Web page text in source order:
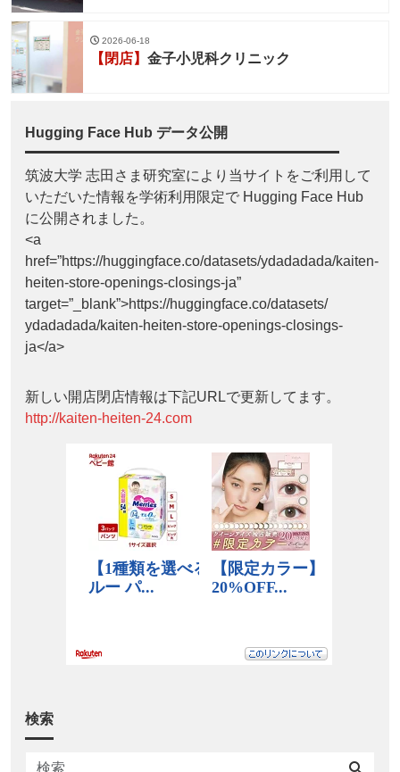
2026-06-18
【閉店】 金子小児科クリニック
Hugging Face Hub データ公開
筑波大学 志田さま研究室により当サイトをご利用して
いただいた情報を学術利用限定で Hugging Face Hub
に公開されました。
<a
href=”https://huggingface.co/datasets/ydadadada/kaiten-
heiten-store-openings-closings-ja”
target=”_blank”>https://huggingface.co/datasets/
ydadadada/kaiten-heiten-store-openings-closings-
ja</a>
新しい開店閉店情報は下記URLで更新してます。
http://kaiten-heiten-24.com
検索